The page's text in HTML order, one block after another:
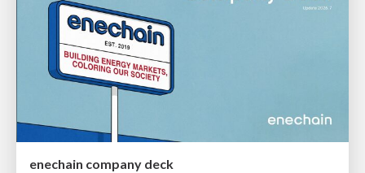
enechain company deck